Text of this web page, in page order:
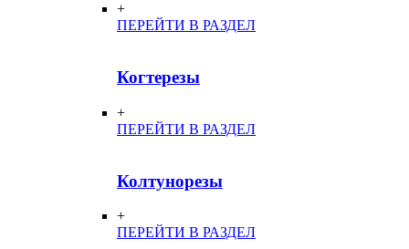
+
ПЕРЕЙТИ В РАЗДЕЛ
Когтерезы
+
ПЕРЕЙТИ В РАЗДЕЛ
Колтунорезы
+
ПЕРЕЙТИ В РАЗДЕЛ